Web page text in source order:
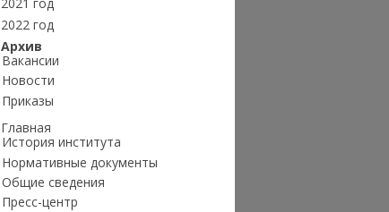
2022 год
Архив
Вакансии
Новости
Приказы
Главная
История института
Нормативные документы
Общие сведения
Пресс-центр